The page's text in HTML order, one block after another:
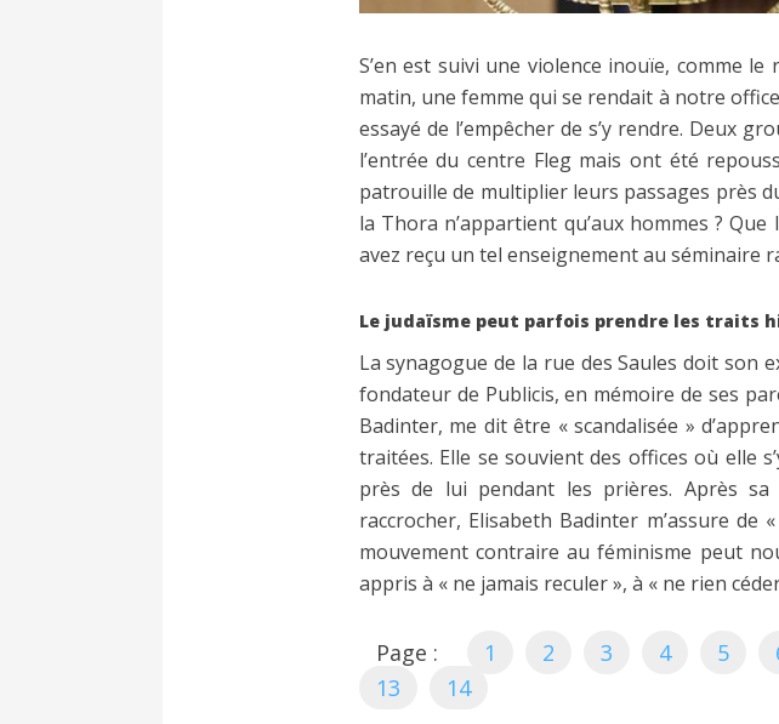
S’en est suivi une violence inouïe, comme
matin, une femme qui se rendait à notre
essayé de l’empêcher de s’y rendre. Deux
l’entrée du centre Fleg mais ont été
patrouille de multiplier leurs passages près
la Thora n’appartient qu’aux hommes ?
avez reçu un tel enseignement au séminaire
Le judaïsme peut parfois prendre les traits
La synagogue de la rue des Saules doit son
fondateur de Publicis, en mémoire de ses
Badinter, me dit être « scandalisée »
traitées. Elle se souvient des offices où elle
près de lui pendant les prières. Après sa
raccrocher, Elisabeth Badinter m’assure
mouvement contraire au féminisme peut
appris à « ne jamais reculer », à « ne rien
Page : 1 2 3 4 5
13
14